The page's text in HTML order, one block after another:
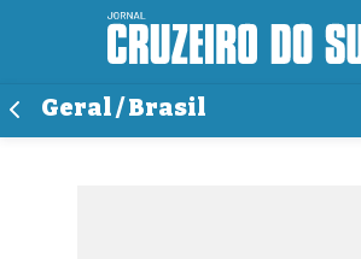
Geral / Brasil